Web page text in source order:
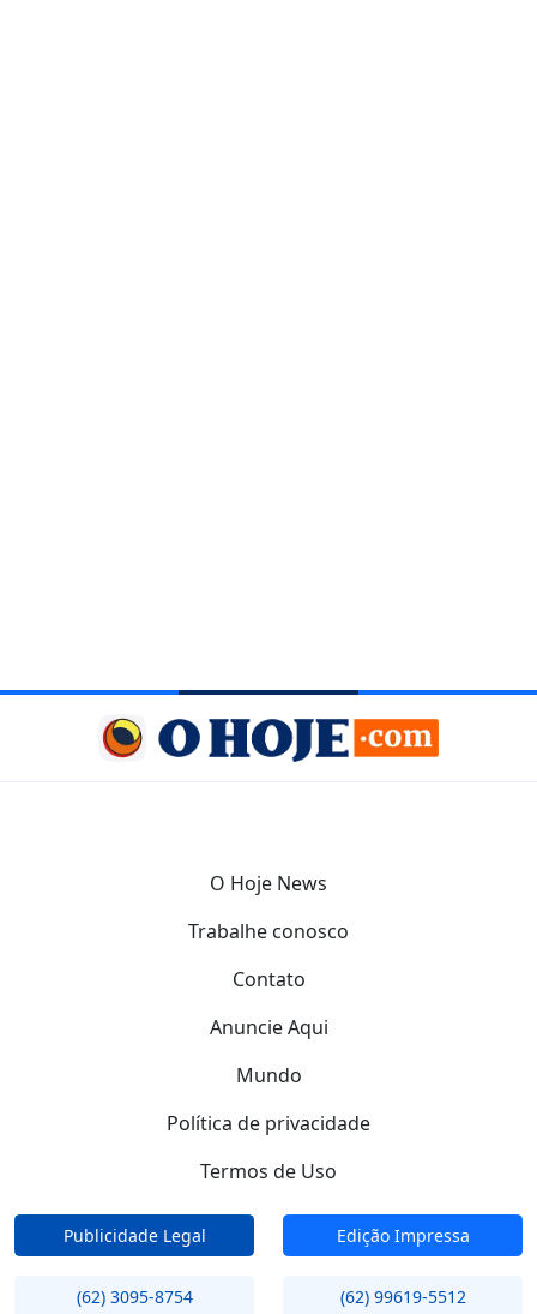
O Hoje News
Trabalhe conosco
Contato
Anuncie Aqui
Mundo
Política de privacidade
Termos de Uso
Publicidade Legal Edição Impressa
(62) 3095-8754 (62) 99619-5512